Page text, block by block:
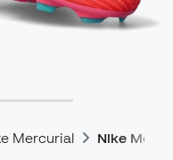
Mercurial Nike